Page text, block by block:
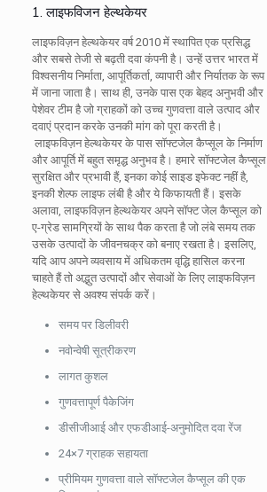
1. लाइफविजन हेल्थकेयर
लाइफविज़न हेल्थकेयर वर्ष 2010 में स्थापित एक प्रसिद्ध
और सबसे तेजी से बढ़ती दवा कंपनी है। उन्हें उत्तर भारत में
विश्वसनीय निर्माता, आपूर्तिकर्ता, व्यापारी और निर्यातक के रूप
में जाना जाता है। साथ ही, उनके पास एक बेहद अनुभवी और
पेशेवर टीम है जो ग्राहकों को उच्च गुणवत्ता वाले उत्पाद और
दवाएं प्रदान करके उनकी मांग को पूरा करती है।
लाइफविज़न हेल्थकेयर के पास सॉफ्टजेल कैप्सूल के निर्माण
और आपूर्ति में बहुत समृद्ध अनुभव है। हमारे सॉफ्टजेल कैप्सूल
सुरक्षित और प्रभावी हैं, इनका कोई साइड इफेक्ट नहीं है,
इनकी शेल्फ लाइफ लंबी है और ये किफायती हैं। इसके
अलावा, लाइफविज़न हेल्थकेयर अपने सॉफ्ट जेल कैप्सूल को
ए-ग्रेड सामग्रियों के साथ पैक करता है जो लंबे समय तक
उसके उत्पादों के जीवनचक्र को बनाए रखता है। इसलिए,
यदि आप अपने व्यवसाय में अधिकतम वृद्धि हासिल करना
चाहते हैं तो अद्भुत उत्पादों और सेवाओं के लिए लाइफविज़न
हेल्थकेयर से अवश्य संपर्क करें।
समय पर डिलीवरी
नवोन्वेषी सूत्रीकरण
लागत कुशल
गुणवत्तापूर्ण पैकेजिंग
डीसीजीआई और एफडीआई-अनुमोदित दवा रेंज
24×7 ग्राहक सहायता
प्रीमियम गुणवत्ता वाले सॉफ्टजेल कैप्सूल की एक